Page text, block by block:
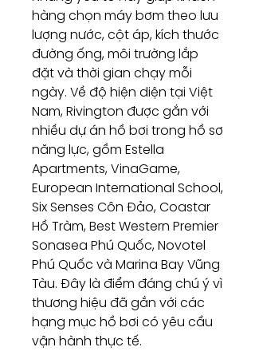
hàng chọn máy bơm theo lưu
lượng nước, cột áp, kích thước
đường ống, môi trường lắp
đặt và thời gian chạy mỗi
ngày. Về độ hiện diện tại Việt
Nam, Rivington được gắn với
nhiều dự án hồ bơi trong hồ sơ
năng lực, gồm Estella
Apartments, VinaGame,
European International School,
Six Senses Côn Đảo, Coastar
Hồ Tràm, Best Western Premier
Sonasea Phú Quốc, Novotel
Phú Quốc và Marina Bay Vũng
Tàu. Đây là điểm đáng chú ý vì
thương hiệu đã gắn với các
hạng mục hồ bơi có yêu cầu
vận hành thực tế.